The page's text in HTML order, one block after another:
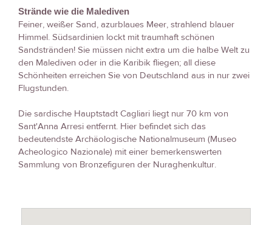
Strände wie die Malediven
Feiner, weißer Sand, azurblaues Meer, strahlend blauer
Himmel. Südsardinien lockt mit traumhaft schönen
Sandstränden! Sie müssen nicht extra um die halbe Welt zu
den Malediven oder in die Karibik fliegen; all diese
Schönheiten erreichen Sie von Deutschland aus in nur zwei
Flugstunden.
Die sardische Hauptstadt Cagliari liegt nur 70 km von
Sant'Anna Arresi entfernt. Hier befindet sich das
bedeutendste Archäologische Nationalmuseum (Museo
Acheologico Nazionale) mit einer bemerkenswerten
Sammlung von Bronzefiguren der Nuraghenkultur.